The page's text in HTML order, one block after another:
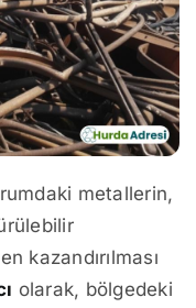
metallerin,
kazandırılması
olarak, bölgedeki